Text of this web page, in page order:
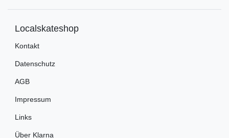
Localskateshop
Kontakt
Datenschutz
AGB
Impressum
Links
Über Klarna